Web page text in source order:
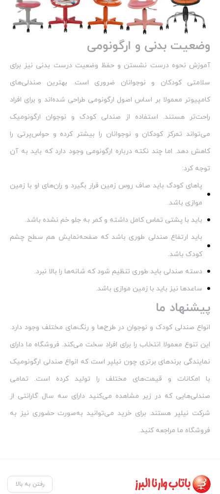
وضعیت بدنی و ارگونومی
آموزش نحوه درست نشستن و حفظ وضعیت درست بدنی نیز برای
سلامتی کودکان و نوجوانان ضروری است. بهترین صندلی‌های
کامپیوتر معمولا بر اساس اصول ارگونومی طراحی شده‌اند و برای افراد
راحت‌تر هستند. استفاده از صندلی کودک و نوجوان ارگونومیک
می‌تواند تمرکز کودکان و نوجوانان را بیشتر کرده و حواس‌پرتی را
کاهش دهد. اما چند نکته درباره ارگونومی وجود دارد که باید به آن
توجه کرد:
پاهای کودک باید صاف روس زمین قرار بگیرد و ران‌های او با زمین
موازی باشد.
باید با پشتی تماس کامل داشته و کمر به جلو خم نشده باشد.
باید ارتفاع صندلی طوری باشد که صفحه‌نمایش هم سطح چشم
کودک باشد.
دسته صندلی باید طوری تنظیم شود که شانه‌ها را بالا نبرد.
ساعدها نیز باید با زمین موازی باشد.
پیشنهاد ما
انواع صندلی کودک و نوجوان در طرح‌ها و رنگ‌های مختلف وجود دارد.
این تنوع معمولا انتخاب را برای افراد سخت می‌کند. فروشگاه ما دارای
نمایندگی برندهای برتری چون نیلپر است که انواع صندلی ارگونومیک
با امکانات و قیمت‌های مختلف را تولید کرده است. تمامی
صندلی‌هایی که در زیر مشاهده می‌کنید دارای سه سال گارانتی از
شرکت نیلپر هستند. برای خرید می‌توانید به‌صورت حضوری نیز به
فروشگاه ما مراجعه کنید.
رفتن به بالا